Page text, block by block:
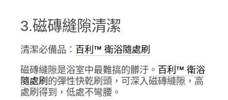
3.磁磚縫隙清潔
清潔必備品： 百利™ 衛浴隨處刷
磁磚縫隙是浴室中最難搞的髒汙。 百利™ 衛浴
隨處刷的彈性快乾刷頭，可深入磁磚縫隙，高
處刷得到，低處不彎腰。